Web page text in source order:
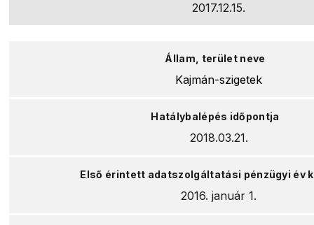
2017.12.15.
Kajmán-szigetek
2018.03.21.
2016. január 1.